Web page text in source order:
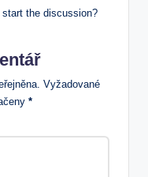
start the discussion?
Vyžadované
*